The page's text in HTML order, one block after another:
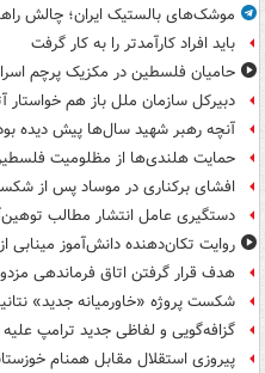
موشک‌های بالستیک ایران؛ چالش
باید افراد کارآمدتر را به کار گرفت
حامیان فلسطین در مکزیک پرچم
دبیرکل سازمان ملل باز هم
آنچه رهبر شهید سال‌ها پیش دیده
حمایت هلندی‌ها از مظلومیت
افشای برکناری در موساد پس از
دستگیری عامل انتشار مطالب
روایت تکان‌دهنده دانش‌آموز مینابی
هدف قرار گرفتن اتاق‌ فرماندهی
شکست پروژه «خاورمیانه جدید»
گزافه‌گویی و لفاظی جدید ترامپ علیه
پیروزی استقلال مقابل همنام